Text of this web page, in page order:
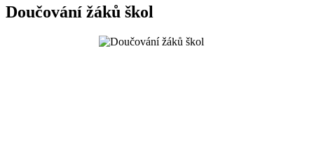
Doučování žáků škol